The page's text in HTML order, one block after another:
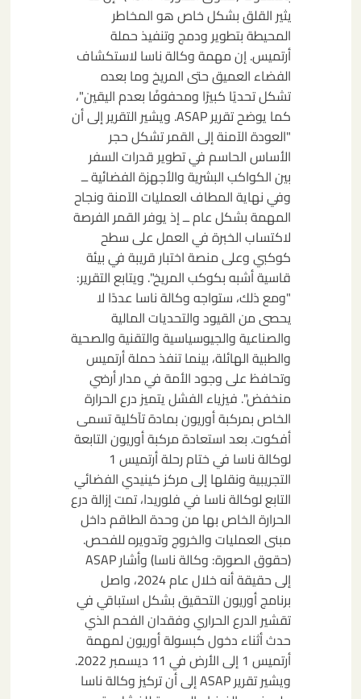
يثير القلق بشكل خاص هو المخاطر
المحيطة بتطوير ودمج وتنفيذ حملة
أرتميس. إن مهمة وكالة ناسا لاستكشاف
الفضاء العميق حتى المريخ وما بعده
تشكل تحديًا كبيرًا ومحفوفًا بعدم اليقين"،
كما يوضح تقرير ASAP. ويشير التقرير إلى أن
"العودة الآمنة إلى القمر تشكل حجر
الأساس الحاسم في تطوير قدرات السفر
بين الكواكب البشرية والأجهزة الفضائية ــ
وفي نهاية المطاف العمليات الآمنة ونجاح
المهمة بشكل عام ــ إذ يوفر القمر الفرصة
لاكتساب الخبرة في العمل على سطح
كوكبي وعلى منصة اختبار قريبة في بيئة
قاسية أشبه بكوكب المريخ". ويتابع التقرير:
"ومع ذلك، ستواجه وكالة ناسا عددًا لا
يحصى من القيود والتحديات المالية
والصناعية والجيوسياسية والتقنية والصحية
والطبية الهائلة، بينما تنفذ حملة أرتميس
وتحافظ على وجود الأمة في مدار أرضي
منخفض". فيزياء الفشل يتميز درع الحرارة
الخاص بمركبة أوريون بمادة تآكلية تسمى
أفكوت. بعد استعادة مركبة أوريون التابعة
لوكالة ناسا في ختام رحلة أرتميس 1
التجريبية ونقلها إلى مركز كينيدي الفضائي
التابع لوكالة ناسا في فلوريدا، تمت إزالة درع
الحرارة الخاص بها من وحدة الطاقم داخل
مبنى العمليات والخروج وتدويره للفحص.
(حقوق الصورة: وكالة ناسا) وأشار ASAP
إلى حقيقة أنه خلال عام 2024، واصل
برنامج أوريون التحقيق بشكل استباقي في
تقشير الدرع الحراري وفقدان الفحم الذي
حدث أثناء دخول كبسولة أوريون لمهمة
أرتميس 1 إلى الأرض في 11 ديسمبر 2022.
ويشير تقرير ASAP إلى أن تركيز وكالة ناسا